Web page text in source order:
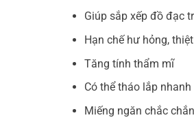
Giúp sắp xếp đồ đạc
Hạn chế hư hỏng,
Tăng tính thẩm mĩ
Có thể tháo lắp
Miếng ngăn chắc